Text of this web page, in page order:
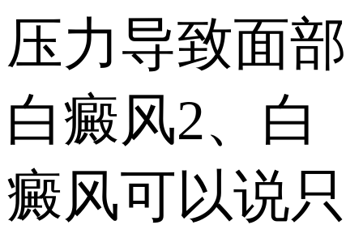
压力导致面部
白癜风2、白
癜风可以说只